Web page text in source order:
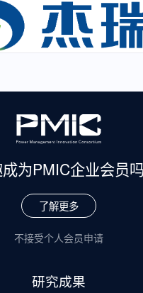
为PMIC企业会员吗
了解更多
不接受个人会员申请
研究成果